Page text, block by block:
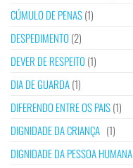
CÚMULO DE PENAS(1)
DESPEDIMENTO (2)
DEVER DE RESPEITO (1)
DIA DE GUARDA(1)
DIFERENDO ENTRE OS PAIS(1)
DIGNIDADE DA CRIANÇA (1)
DIGNIDADE DA PESSOA HUMANA